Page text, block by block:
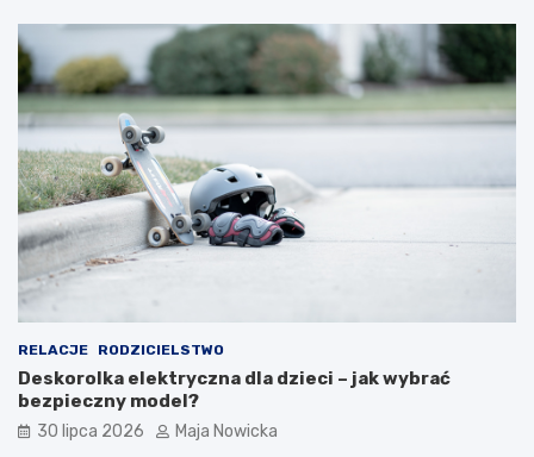
RELACJE RODZICIELSTWO
Deskorolka elektryczna dla dzieci – jak wybrać
bezpieczny model?
30 lipca 2026 Maja Nowicka